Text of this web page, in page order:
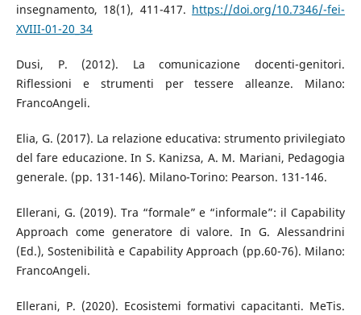
insegnamento, 18(1), 411-417. https://doi.org/10.7346/-fei-
XVIII-01-20_34
Dusi, P. (2012). La comunicazione docenti-genitori.
Riflessioni e strumenti per tessere alleanze. Milano:
FrancoAngeli.
Elia, G. (2017). La relazione educativa: strumento privilegiato
del fare educazione. In S. Kanizsa, A. M. Mariani, Pedagogia
generale. (pp. 131-146). Milano-Torino: Pearson. 131-146.
Ellerani, G. (2019). Tra “formale” e “informale”: il Capability
Approach come generatore di valore. In G. Alessandrini
(Ed.), Sostenibilità e Capability Approach (pp.60-76). Milano:
FrancoAngeli.
Ellerani, P. (2020). Ecosistemi formativi capacitanti. MeTis.